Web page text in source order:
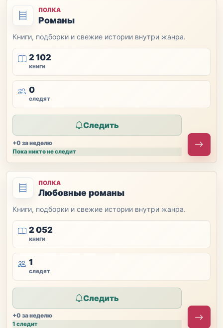
ПОЛКА
Романы
Книги, подборки и свежие истории внутри жанра.
2 102
книги
0
следят
Следить
+0 за неделю
Пока никто не следит
ПОЛКА
Любовные романы
Книги, подборки и свежие истории внутри жанра.
2 052
книги
1
следят
Следить
+0 за неделю
1 следит